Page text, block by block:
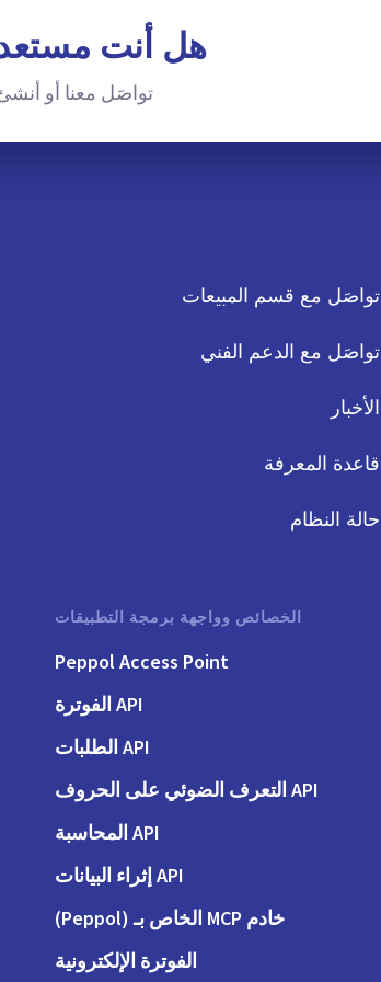
هل أنت مستعد
تواصَل معنا أو
تواصَل مع قسم المبيعات
تواصَل مع الدعم الفني
الأخبار
قاعدة المعرفة
حالة النظام
الخصائص وواجهة برمجة التطبيقات
Peppol Access Point
API الفوترة
API الطلبات
API التعرف الضوئي على الحروف
API المحاسبة
API إثراء البيانات
خادم MCP الخاص بـ (Peppol)
الفوترة الإلكترونية